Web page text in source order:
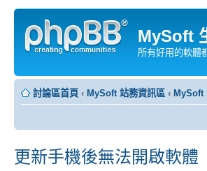
MySoft
所有好用的軟體
討論區首頁 ‹ MySoft 站務資訊區 ‹ MySoft
更新手機後無法開啟軟體